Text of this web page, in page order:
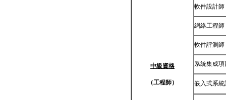
中級資格
（工程師）
軟件設計師
網絡工程師
軟件評測師
系統集成
嵌入式系統